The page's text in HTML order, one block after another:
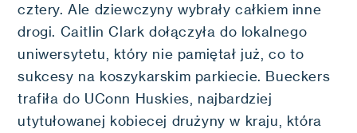
cztery. Ale dziewczyny wybrały całkiem inne
drogi. Caitlin Clark dołączyła do lokalnego
uniwersytetu, który nie pamiętał już, co to
sukcesy na koszykarskim parkiecie. Bueckers
trafiła do UConn Huskies, najbardziej
utytułowanej kobiecej drużyny w kraju, która